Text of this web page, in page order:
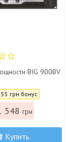
BIG 900BV
грн бонус
548 грн
Купить